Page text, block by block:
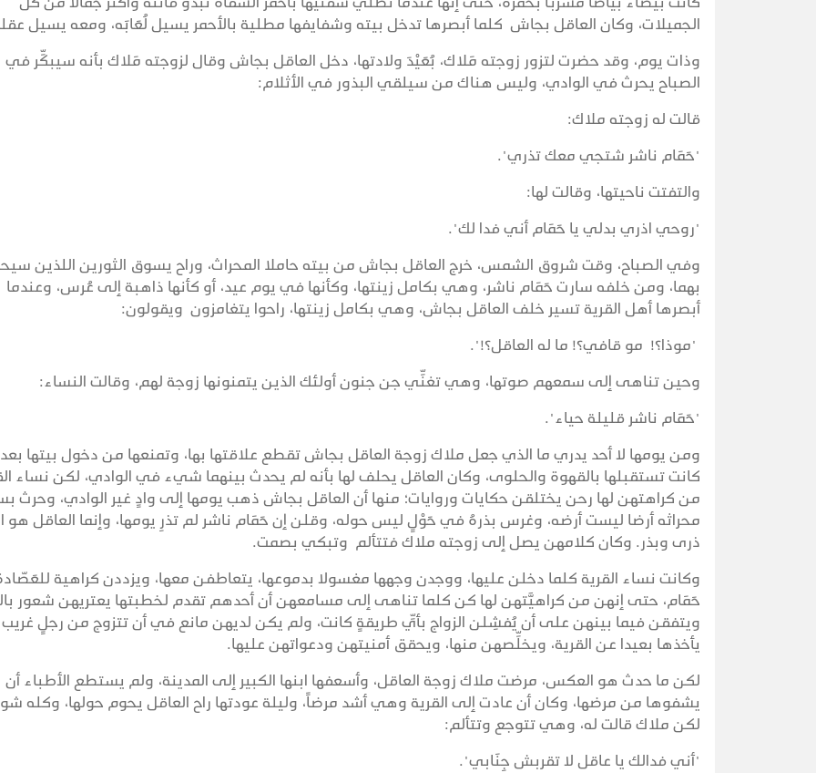
الجميلات، وكان العاقل بجاش كلما أبصرها تدخل بيته وشفايفها مطلية بالأحمر يسيل لُعَابَه، ومعه يسيل
وذات يوم، وقد حضرت لتزور زوجته مَلاك، بُعَيْدَ ولادتها، دخل العاقل بجاش وقال لزوجته مَلاك بأنه سيبكِّر في
الصباح يحرث في الوادي، وليس هناك من سيلقي البذور في الأثلام:
قالت له زوجته ملاك:
"حَمَام ناشر شتجي معك تذري".
والتفتت ناحيتها، وقالت لها:
"روحي اذري بدلي يا حَمَام أني فدا لك".
وفي الصباح، وقت شروق الشمس، خرج العاقل بجاش من بيته حاملا المحراث، وراح يسوق الثورين اللذين
بهما، ومن خلفه سارت حَمَام ناشر، وهي بكامل زينتها، وكأنها في يوم عيد، أو كأنها ذاهبة إلى عُرس، وعندما
أبصرها أهل القرية تسير خلف العاقل بجاش، وهي بكامل زينتها، راحوا يتغامزون ويقولون:
"موذا؟! مو قافي؟! ما له العاقل؟!".
وحين تناهى إلى سمعهم صوتها، وهي تغنِّي جن جنون أولئك الذين يتمنونها زوجة لهم، وقالت النساء:
"حَمَام ناشر قليلة حياء".
ومن يومها لا أحد يدري ما الذي جعل ملاك زوجة العاقل بجاش تقطع علاقتها بها، وتمنعها من دخول بيتها
كانت تستقبلها بالقهوة والحلوى، وكان العاقل يحلف لها بأنه لم يحدث بينهما شيء في الوادي، لكن نساء
من كراهتهن لها رحن يختلقن حكايات وروايات؛ منها أن العاقل بجاش ذهب يومها إلى وادٍ غير الوادي، وحرث
محراثه أرضا ليست أرضه، وغرس بذرهُ في حَوْلٍ ليس حوله، وقلن إن حَمَام ناشر لم تذرِ يومها، وإنما العاقل هو
ذرى وبذر. وكان كلامهن يصل إلى زوجته ملاك فتتألم وتبكي بصمت.
وكانت نساء القرية كلما دخلن عليها، ووجدن وجهها مغسولا بدموعها، يتعاطفن معها، ويزددن كراهية
حَمَام، حتى إنهن من كراهيَّتهن لها كن كلما تناهى إلى مسامعهن أن أحدهم تقدم لخطبتها يعتريهن شعور
ويتفقن فيما بينهن على أن يُفشِلن الزواج بأيِّ طريقةٍ كانت، ولم يكن لديهن مانع في أن تتزوج من رجلٍ غريب
يأخذها بعيدا عن القرية، ويخلِّصهن منها، ويحقق أمنيتهن ودعواتهن عليها.
لكن ما حدث هو العكس، مرضت ملاك زوجة العاقل، وأسعفها ابنها الكبير إلى المدينة، ولم يستطع الأطباء أن
يشفوها من مرضها، وكان أن عادت إلى القرية وهي أشد مرضاً، وليلة عودتها راح العاقل يحوم حولها، وكله
لكن ملاك قالت له، وهي تتوجع وتتألم:
"أني فدالك يا عاقل لا تقربش جِنَابي".